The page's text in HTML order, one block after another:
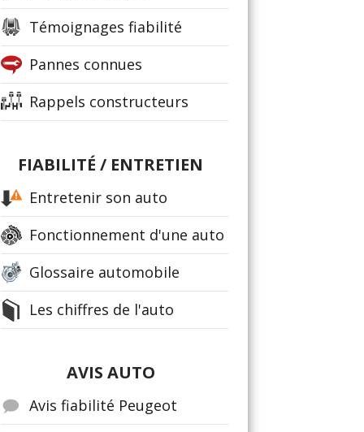
Témoignages fiabilité
Pannes connues
Rappels constructeurs
FIABILITÉ / ENTRETIEN
Entretenir son auto
Fonctionnement d'une auto
Glossaire automobile
Les chiffres de l'auto
AVIS AUTO
Avis fiabilité Peugeot